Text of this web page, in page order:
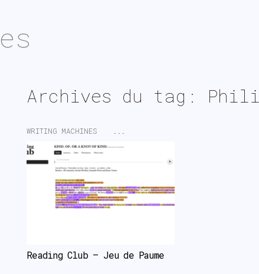
Archives du tag:
WRITING MACHINES
Reading Club – Jeu de Paume